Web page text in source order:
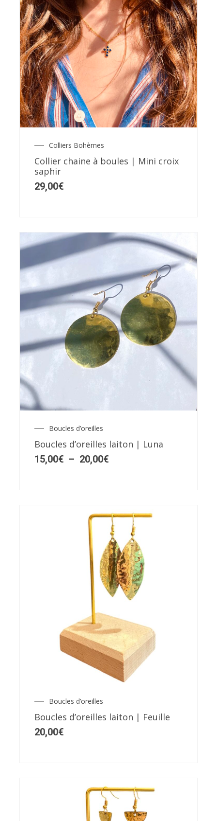
Colliers Bohèmes
Collier chaine à boules | Mini croix
saphir
29,00€
Ce
variations.
options
peuvent
être
Boucles d’oreilles
Boucles d’oreilles laiton | Luna
15,00€ – 20,00€
de
prix :
Boucles d’oreilles
Boucles d’oreilles laiton | Feuille
20,00€